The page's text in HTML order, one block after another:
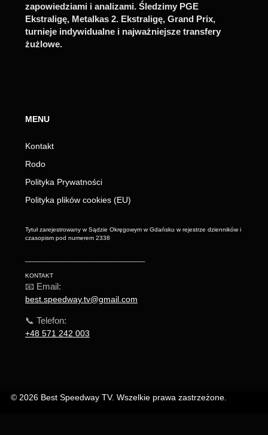
zapowiedziami i analizami. Śledzimy PGE
Ekstraligę, Metalkas 2. Ekstraligę, Grand Prix,
turnieje indywidualne i najważniejsze transfery
żużlowe.
MENU
Kontakt
Rodo
Polityka Prywatności
Polityka plików cookies (EU)
Tytuł zarejestrowany w Sądzie Okręgowym w Gdańsku w rejestrze dzienników i
czasopism pod numerem 2338
KONTAKT
📧 Email:
best.speedway.tv@gmail.com
📞 Telefon:
+48 571 242 003
© 2026 Best Speedway TV. Wszelkie prawa zastrzeżone.